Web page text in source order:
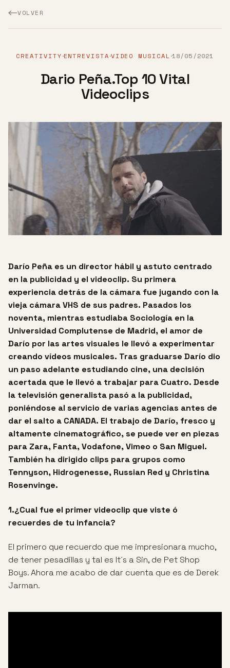
VOLVER
CREATIVITY·ENTREVISTA·VIDEO MUSICAL·18/05/2021
Dario Peña.Top 10 Vital
Videoclips
Darío Peña es un director hábil y astuto centrado
en la publicidad y el videoclip. Su primera
experiencia detrás de la cámara fue jugando con la
vieja cámara VHS de sus padres. Pasados los
noventa, mientras estudiaba Sociología en la
Universidad Complutense de Madrid, el amor de
Darío por las artes visuales le llevó a experimentar
creando vídeos musicales. Tras graduarse Darío dio
un paso adelante estudiando cine, una decisión
acertada que le llevó a trabajar para Cuatro. Desde
la televisión generalista pasó a la publicidad,
poniéndose al servicio de varias agencias antes de
dar el salto a CANADA. El trabajo de Darío, fresco y
altamente cinematográfico, se puede ver en piezas
para Zara, Fanta, Vodafone, Vimeo o San Miguel.
También ha dirigido clips para grupos como
Tennyson, Hidrogenesse, Russian Red y Christina
Rosenvinge.
1.¿Cual fue el primer videoclip que viste ó
recuerdes de tu infancia?
El primero que recuerdo que me impresionara mucho,
de tener pesadillas y tal es It´s a Sin, de Pet Shop
Boys. Ahora me acabo de dar cuenta que es de Derek
Jarman.